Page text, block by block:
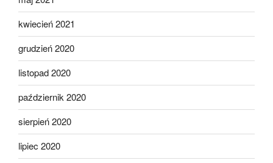
kwiecień 2021
grudzień 2020
listopad 2020
październik 2020
sierpień 2020
lipiec 2020